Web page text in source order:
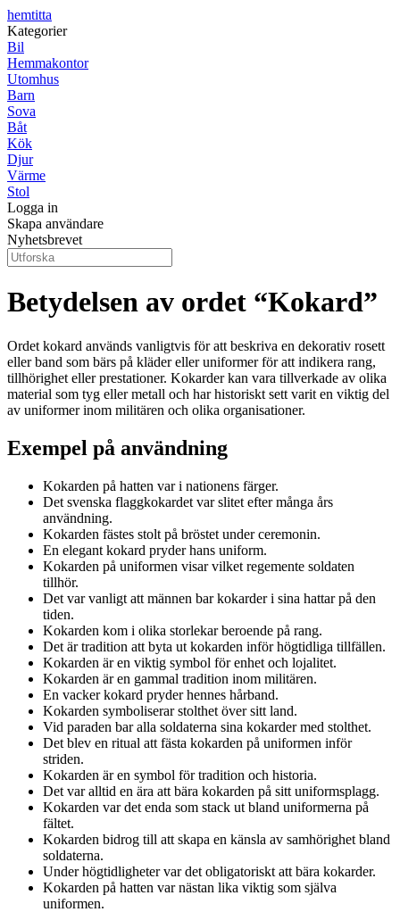
hemtitta
Kategorier
Bil
Hemmakontor
Utomhus
Barn
Sova
Båt
Kök
Djur
Värme
Stol
Logga in
Skapa användare
Nyhetsbrevet
Betydelsen av ordet “Kokard”
Ordet kokard används vanligtvis för att beskriva en dekorativ rosett
eller band som bärs på kläder eller uniformer för att indikera rang,
tillhörighet eller prestationer. Kokarder kan vara tillverkade av olika
material som tyg eller metall och har historiskt sett varit en viktig del
av uniformer inom militären och olika organisationer.
Exempel på användning
Kokarden på hatten var i nationens färger.
Det svenska flaggkokardet var slitet efter många års
användning.
Kokarden fästes stolt på bröstet under ceremonin.
En elegant kokard pryder hans uniform.
Kokarden på uniformen visar vilket regemente soldaten
tillhör.
Det var vanligt att männen bar kokarder i sina hattar på den
tiden.
Kokarden kom i olika storlekar beroende på rang.
Det är tradition att byta ut kokarden inför högtidliga tillfällen.
Kokarden är en viktig symbol för enhet och lojalitet.
Kokarden är en gammal tradition inom militären.
En vacker kokard pryder hennes hårband.
Kokarden symboliserar stolthet över sitt land.
Vid paraden bar alla soldaterna sina kokarder med stolthet.
Det blev en ritual att fästa kokarden på uniformen inför
striden.
Kokarden är en symbol för tradition och historia.
Det var alltid en ära att bära kokarden på sitt uniformsplagg.
Kokarden var det enda som stack ut bland uniformerna på
fältet.
Kokarden bidrog till att skapa en känsla av samhörighet bland
soldaterna.
Under högtidligheter var det obligatoriskt att bära kokarder.
Kokarden på hatten var nästan lika viktig som själva
uniformen.